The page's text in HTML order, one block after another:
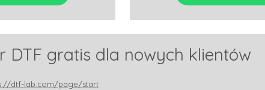
DTF gratis dla nowych klientów
dtf-lab.com/page/start